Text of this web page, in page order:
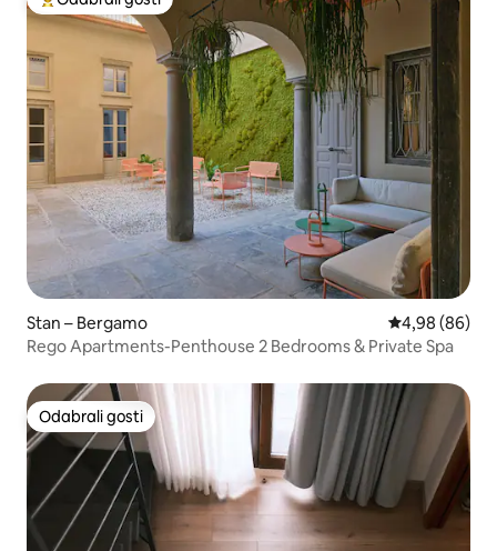
Među najviše rangiranima s oznakom „Odabrali gosti”
Stan – Bergamo Prosječna
4,98 (86)
Rego Apartments-Penthouse 2 Bedrooms & Private Spa
Odabrali gosti
Odabrali gosti